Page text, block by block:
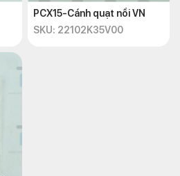
PCX15-Cánh quạt nồi VN
SKU: 22102K35V00